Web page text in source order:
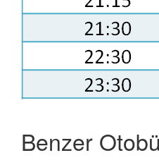
Benzer